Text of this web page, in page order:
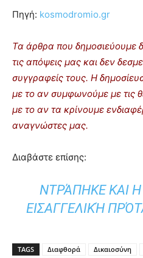
Πηγή: kosmodromio.gr
Τα άρθρα που δημοσιεύουμε
τις απόψεις μας και δεν
συγγραφείς τους. Η
με το αν συμφωνούμε με τις
με το αν τα κρίνουμε
αναγνώστες μας.
Διαβάστε επίσης:
ΝΤΡΆΠΗΚΕ ΚΑΙ
ΕΙΣΑΓΓΕΛΙΚΉ
TAGS Διαφθορά Δικαιοσύνη